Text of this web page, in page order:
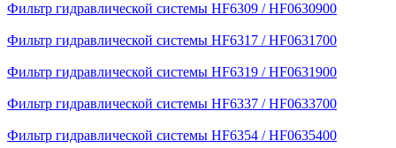
Фильтр гидравлической системы HF6309 / HF0630900
Фильтр гидравлической системы HF6317 / HF0631700
Фильтр гидравлической системы HF6319 / HF0631900
Фильтр гидравлической системы HF6337 / HF0633700
Фильтр гидравлической системы HF6354 / HF0635400